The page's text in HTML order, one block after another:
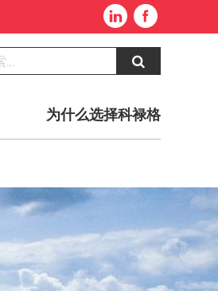
为什么选择科禄格